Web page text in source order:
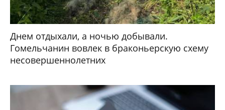
Днем отдыхали, а ночью добывали.
Гомельчанин вовлек в браконьерскую схему
несовершеннолетних